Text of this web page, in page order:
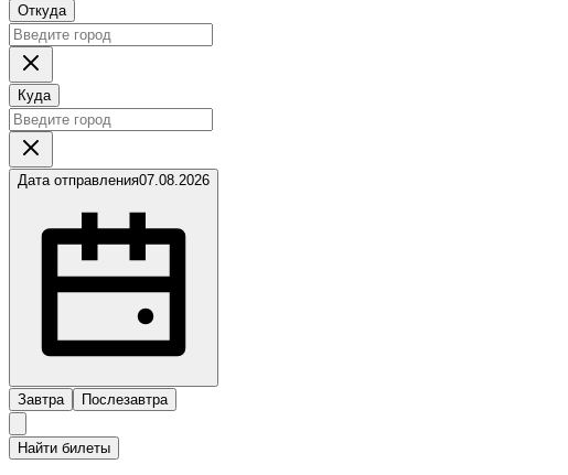
Откуда
Куда
Дата отправления07.08.2026
Завтра Послезавтра
Найти билеты